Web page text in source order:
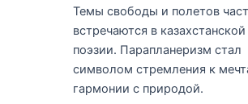
Темы свободы и полетов
встречаются в казахстанской
поэзии. Парапланеризм стал
символом стремления к
гармонии с природой.